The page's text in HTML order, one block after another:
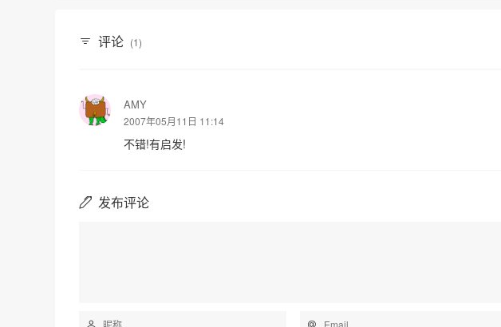
评论 (1)
AMY
2007年05月11日 11:14
不错!有启发!
发布评论